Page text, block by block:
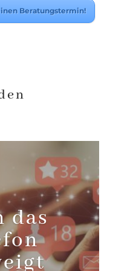
Beratungstermin!
das